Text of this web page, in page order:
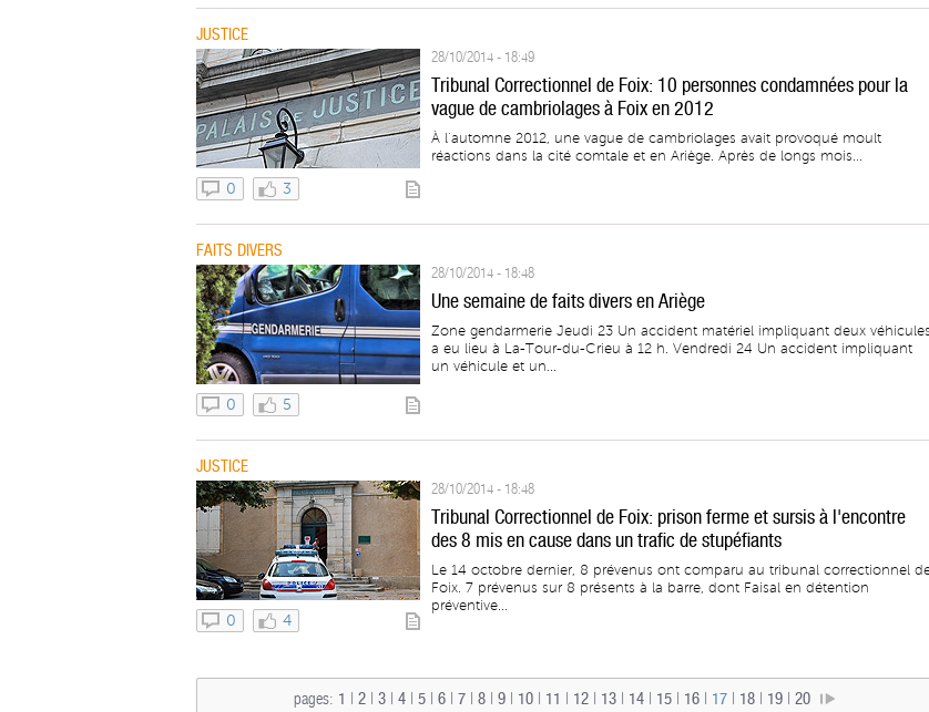
JUSTICE
0 3
28/10/2014 - 18:49
Tribunal Correctionnel de Foix: 10 personnes condamnées pour la
vague de cambriolages à Foix en 2012
À l’automne 2012, une vague de cambriolages avait provoqué moult
réactions dans la cité comtale et en Ariège. Après de longs mois...
FAITS DIVERS
0 5
28/10/2014 - 18:48
Une semaine de faits divers en Ariège
Zone gendarmerie Jeudi 23 Un accident matériel impliquant deux véhicules
a eu lieu à La-Tour-du-Crieu à 12 h. Vendredi 24 Un accident impliquant
un véhicule et un...
JUSTICE
0 4
28/10/2014 - 18:48
Tribunal Correctionnel de Foix: prison ferme et sursis à l'encontre
des 8 mis en cause dans un trafic de stupéfiants
Le 14 octobre dernier, 8 prévenus ont comparu au tribunal correctionnel
Foix. 7 prévenus sur 8 présents à la barre, dont Faisal en détention
préventive...
pages: 1 2 3 4 5 6 7 8 9 10 11 12 13 14 15 16 17 18 19 20